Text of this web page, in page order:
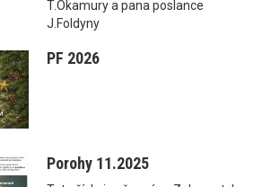
T.Okamury a pana poslance
J.Foldyny
PF 2026
Porohy 11.2025